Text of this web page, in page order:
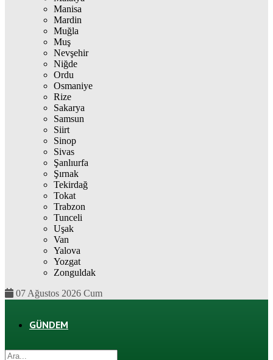
Manisa
Mardin
Muğla
Muş
Nevşehir
Niğde
Ordu
Osmaniye
Rize
Sakarya
Samsun
Siirt
Sinop
Sivas
Şanlıurfa
Şırnak
Tekirdağ
Tokat
Trabzon
Tunceli
Uşak
Van
Yalova
Yozgat
Zonguldak
07 Ağustos 2026 Cum
GÜNDEM